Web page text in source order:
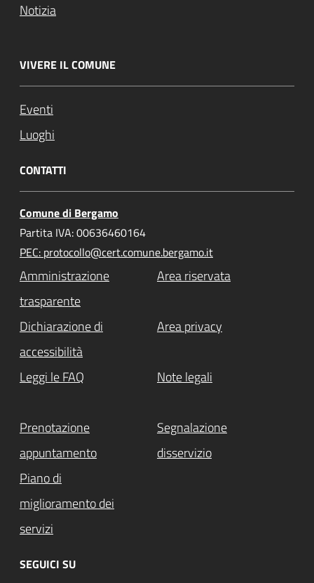
Notizia
VIVERE IL COMUNE
Eventi
Luoghi
CONTATTI
Comune di Bergamo
Partita IVA: 00636460164
PEC: protocollo@cert.comune.bergamo.it
Amministrazione
trasparente
Area riservata
Dichiarazione di
accessibilità
Area privacy
Leggi le FAQ Note legali
Prenotazione
appuntamento
Segnalazione
disservizio
Piano di
miglioramento dei
servizi
SEGUICI SU